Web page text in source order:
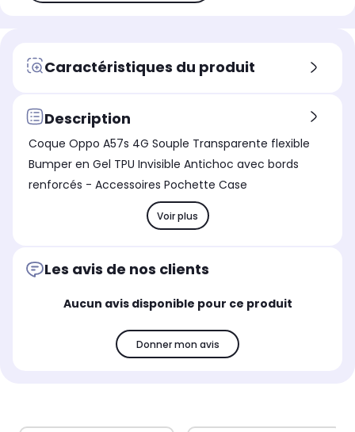
Caractéristiques du produit
Description
Coque Oppo A57s 4G Souple Transparente flexible
Bumper en Gel TPU Invisible Antichoc avec bords
renforcés - Accessoires Pochette Case
Voir plus
Les avis de nos clients
Aucun avis disponible pour ce produit
Donner mon avis